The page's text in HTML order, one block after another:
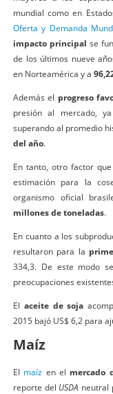
mundial como en
Oferta y Demanda
impacto principal se
de los últimos nueve
en Norteamérica y a
Además el progreso
presión al mercado,
superando al promedio
del año.
En tanto, otro factor
estimación para la
organismo oficial
millones de toneladas.
En cuanto a los
resultaron para la
334,3. De este modo
preocupaciones
​El aceite de soja
2015 bajó US$ ​6,2 para
Maíz
El maíz en el mercado
reporte del USDA neutral